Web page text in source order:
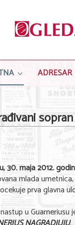
ADRESAR
30. maja 2012.
mlada umetnica,
prva glavna
nastup u